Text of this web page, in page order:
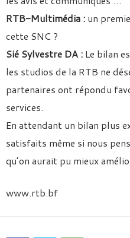
RTB-Multimédia : un
cette SNC ?
Sié Sylvestre DA : Le bilan
les studios de la RTB ne
partenaires ont répondu
services.
En attendant un bilan plus
satisfaits même si nous
qu’on aurait pu mieux
www.rtb.bf